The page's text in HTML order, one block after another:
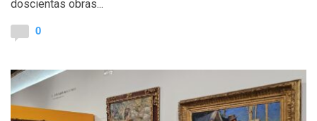
doscientas obras...
0